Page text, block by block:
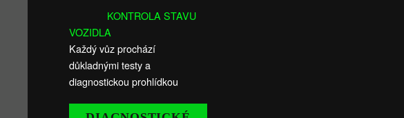
KONTROLA STAVU
VOZIDLA
Každý vůz prochází
důkladnými testy a
diagnostickou prohlídkou